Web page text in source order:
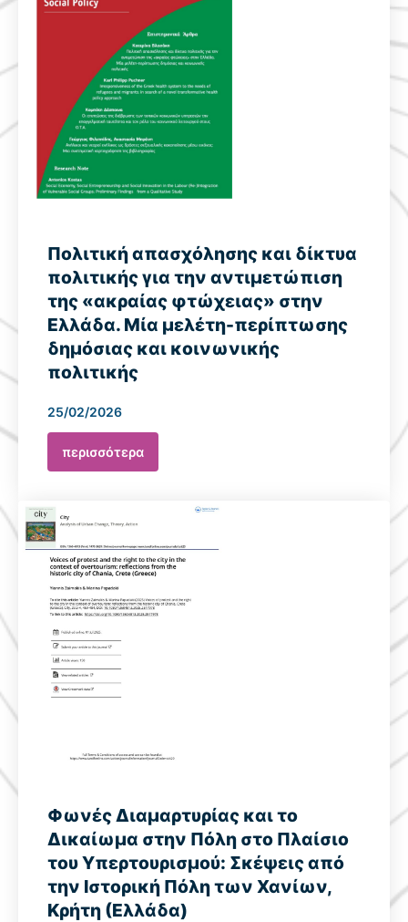
Πολιτική απασχόλησης και δίκτυα
πολιτικής για την αντιμετώπιση
της «ακραίας φτώχειας» στην
Ελλάδα. Μία μελέτη-περίπτωσης
δημόσιας και κοινωνικής
πολιτικής
25/02/2026
περισσότερα
Φωνές Διαμαρτυρίας και το
Δικαίωμα στην Πόλη στο Πλαίσιο
του Υπερτουρισμού: Σκέψεις από
την Ιστορική Πόλη των Χανίων,
Κρήτη (Ελλάδα)